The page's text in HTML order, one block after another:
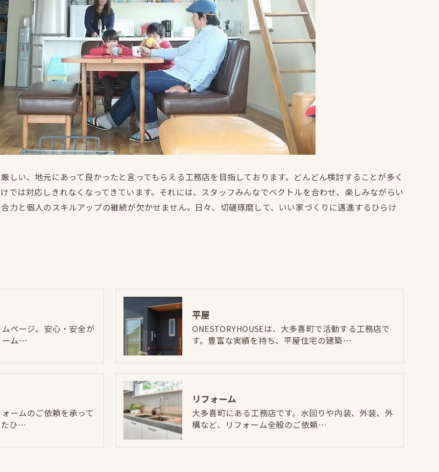
しい、地元にあって良かったと言ってもらえる工務店を目指しております。どんどん検討することが多く
では対応しきれなくなってきています。それには、スタッフみんなでベクトルを合わせ、楽しみながらい
力と個人のスキルアップの継続が欠かせません。日々、切磋琢磨して、いい家づくりに邁進するひらけ
ページ。安心・安全が
ーム…
平屋
ONESTORYHOUSEは、大多喜町で活動する工務店で
す。豊富な実績を持ち、平屋住宅の建築…
ームのご依頼を承って
たひ…
リフォーム
大多喜町にある工務店です。水回りや内装、外装、外
構など、リフォーム全般のご依頼…